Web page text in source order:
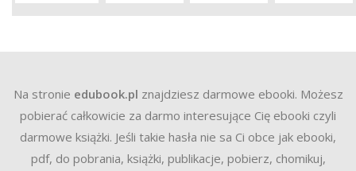
Na stronie edubook.pl znajdziesz darmowe ebooki. Możesz
pobierać całkowicie za darmo interesujące Cię ebooki czyli
darmowe książki. Jeśli takie hasła nie sa Ci obce jak ebooki,
pdf, do pobrania, książki, publikacje, pobierz, chomikuj,